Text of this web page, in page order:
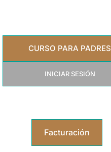
CURSO PARA PADRES
INICIAR SESIÓN
Facturación